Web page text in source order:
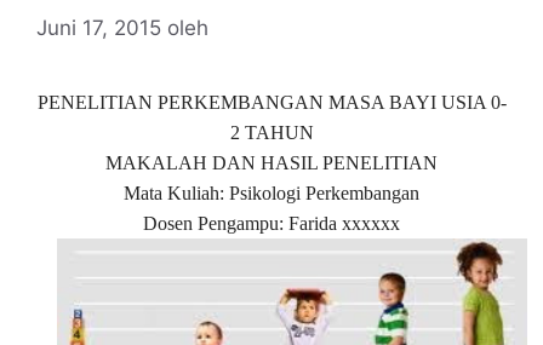
Juni 17, 2015 oleh
PENELITIAN PERKEMBANGAN MASA BAYI USIA 0-
2 TAHUN
MAKALAH DAN HASIL PENELITIAN
Mata Kuliah: Psikologi Perkembangan
Dosen Pengampu: Farida xxxxxx